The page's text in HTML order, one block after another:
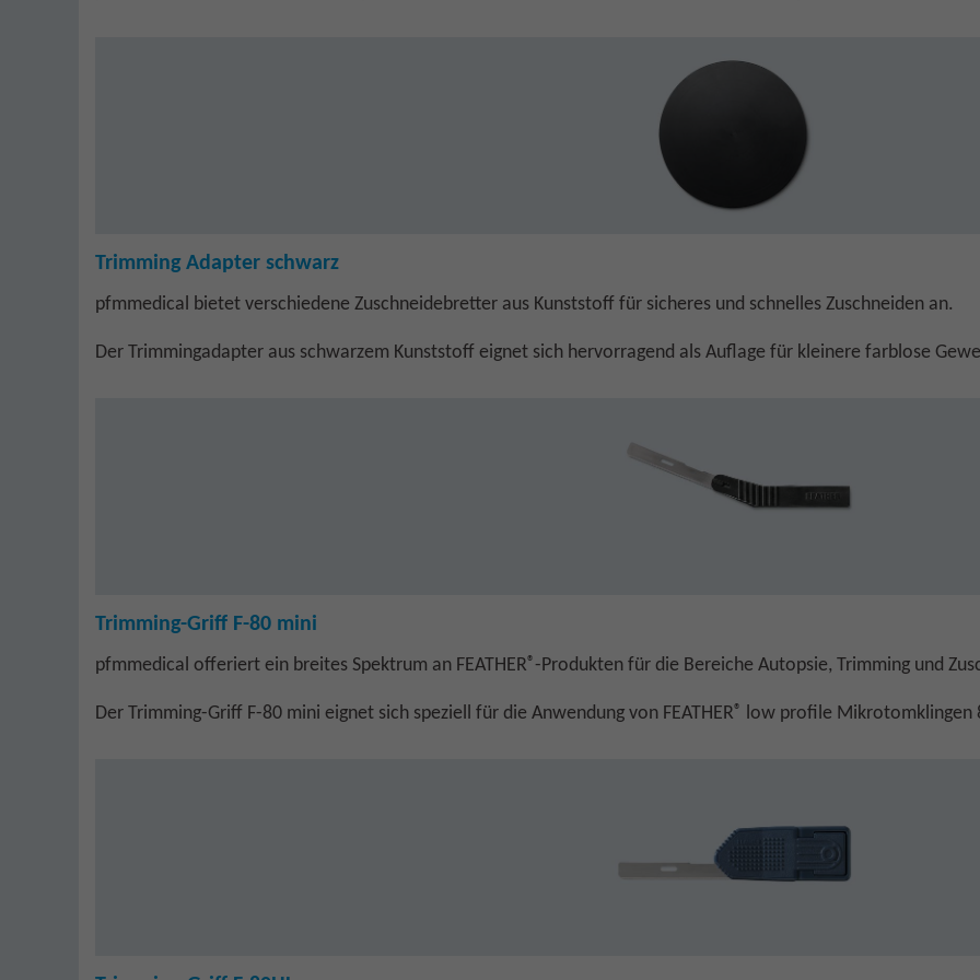
Trimming Adapter schwarz
pfmmedical bietet verschiedene Zuschneidebretter aus Kunststoff für sicheres und schnelles Zuschneiden an.
Der Trimmingadapter aus schwarzem Kunststoff eignet sich hervorragend als Auflage für kleinere farblose
Trimming-Griff F-80 mini
pfmmedical offeriert ein breites Spektrum an FEATHER®-Produkten für die Bereiche Autopsie, Trimming und
Der Trimming-Griff F-80 mini eignet sich speziell für die Anwendung von FEATHER® low profile Mikrotomklingen